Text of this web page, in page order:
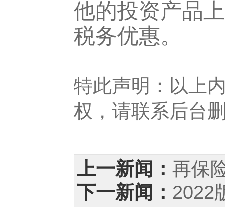
他的投资产品
税务优惠。
特此声明：以上
权，请联系后台
上一新闻： 再保
下一新闻： 2022